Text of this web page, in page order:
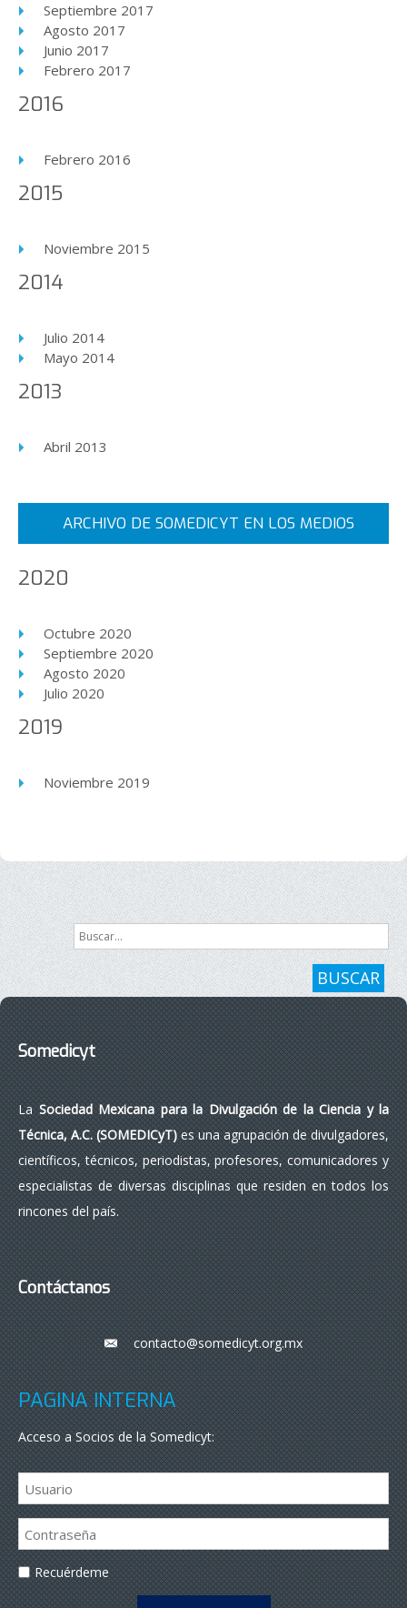
Septiembre 2017
Agosto 2017
Junio 2017
Febrero 2017
2016
Febrero 2016
2015
Noviembre 2015
2014
Julio 2014
Mayo 2014
2013
Abril 2013
ARCHIVO DE SOMEDICYT EN LOS MEDIOS
2020
Octubre 2020
Septiembre 2020
Agosto 2020
Julio 2020
2019
Noviembre 2019
Buscar...
BUSCAR
Somedicyt
LaSociedad Mexicana para la Divulgación de la Ciencia y la
Técnica, A.C. (SOMEDICyT)es una agrupación de divulgadores,
científicos, técnicos, periodistas, profesores, comunicadores y
especialistas de diversas disciplinas que residen en todos los
rincones del país.
Contáctanos
___contacto@somedicyt.org.mx
PÁGINA INTERNA
Acceso a Socios de la Somedicyt:
Recuérdeme